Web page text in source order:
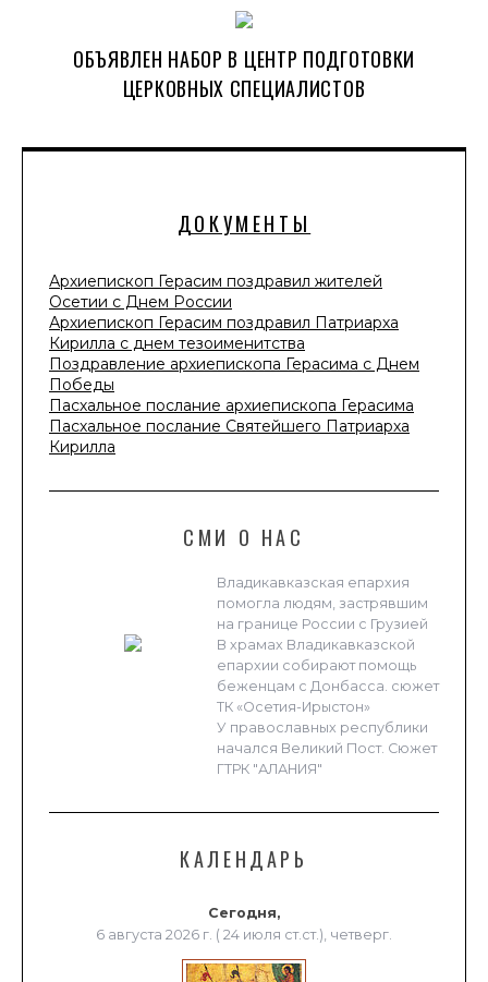
ДОКУМЕНТЫ
Архиепископ Герасим поздравил жителей
Осетии с Днем России
Архиепископ Герасим поздравил Патриарха
Кирилла с днем тезоименитства
Поздравление архиепископа Герасима с Днем
Победы
Пасхальное послание архиепископа Герасима
Пасхальное послание Святейшего Патриарха
Кирилла
СМИ О НАС
Владикавказская епархия
помогла людям, застрявшим
на границе России с Грузией
В храмах Владикавказской
епархии собирают помощь
беженцам с Донбасса. сюжет
ТК «Осетия-Ирыстон»
У православных республики
начался Великий Пост. Сюжет
ГТРК "АЛАНИЯ"
КАЛЕНДАРЬ
Сегодня,
6 августа 2026 г. ( 24 июля ст.ст.), четверг.
ОБЪЯВЛЕН НАБОР В ЦЕНТР ПОДГОТОВКИ
ЦЕРКОВНЫХ СПЕЦИАЛИСТОВ